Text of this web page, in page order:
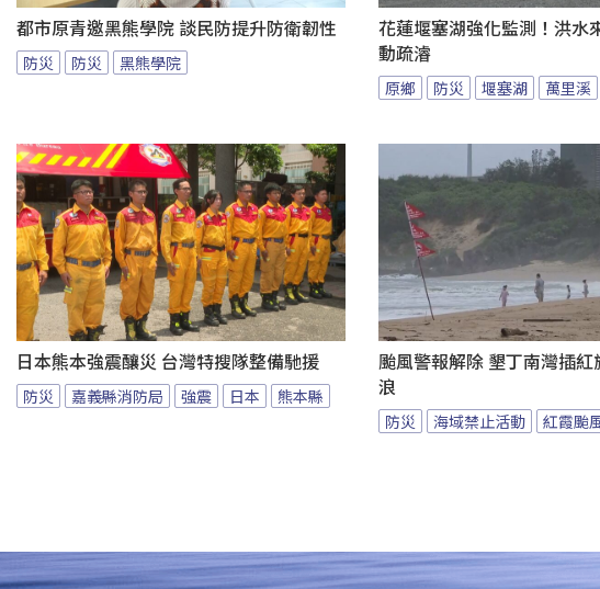
都市原青邀黑熊學院 談民防提升防衛韌性
防災 防災 黑熊學院
花蓮堰塞湖強化監測！洪水
動疏濬
原鄉 防災 堰塞湖 萬里溪
日本熊本強震釀災 台灣特搜隊整備馳援
防災 嘉義縣消防局 強震 日本 熊本縣
颱風警報解除 墾丁南灣插紅
浪
防災 海域禁止活動 紅霞颱